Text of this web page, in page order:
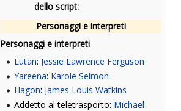
dello script:
Personaggi e interpreti
Personaggi e interpreti
Lutan: Jessie Lawrence Ferguson
Yareena: Karole Selmon
Hagon: James Louis Watkins
Addetto al teletrasporto: Michael